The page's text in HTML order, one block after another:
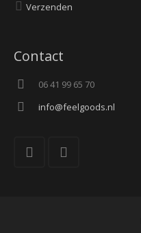
Verzenden
Contact
06 41 99 65 70
info@feelgoods.nl